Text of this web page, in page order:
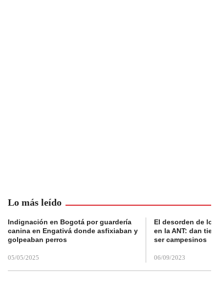
Lo más leído
Indignación en Bogotá por guardería
canina en Engativá donde asfixiaban y
golpeaban perros
05/05/2025
El desorden de
en la ANT: dan
ser campesinos
06/09/2023